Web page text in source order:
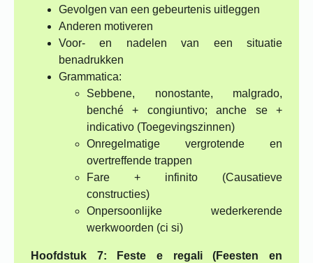
Gevolgen van een gebeurtenis uitleggen
Anderen motiveren
Voor- en nadelen van een situatie
benadrukken
Grammatica:
Sebbene, nonostante, malgrado,
benché + congiuntivo; anche se +
indicativo (Toegevingszinnen)
Onregelmatige vergrotende en
overtreffende trappen
Fare + infinito (Causatieve
constructies)
Onpersoonlijke wederkerende
werkwoorden (ci si)
Hoofdstuk 7: Feste e regali (Feesten en